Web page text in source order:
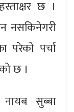
छ ।
नसकिनेगरी
परेको पर्चा
छ ।
नायब सुब्बा